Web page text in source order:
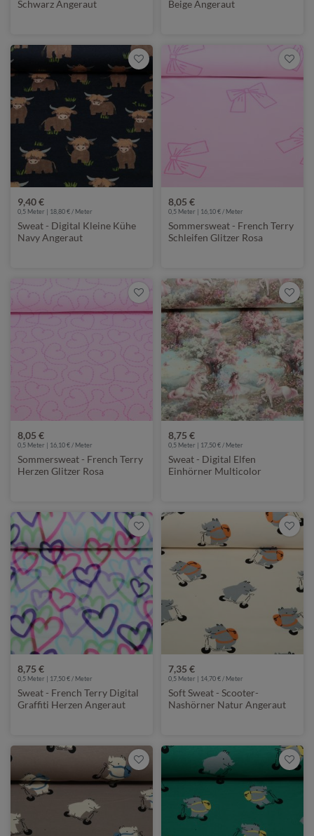
Schwarz Angeraut
Beige Angeraut
9,40 €
0,5 Meter | 18,80 € / Meter
Sweat - Digital Kleine Kühe
Navy Angeraut
8,05 €
0,5 Meter | 16,10 € / Meter
Sommersweat - French Terry
Schleifen Glitzer Rosa
8,05 €
0,5 Meter | 16,10 € / Meter
Sommersweat - French Terry
Herzen Glitzer Rosa
8,75 €
0,5 Meter | 17,50 € / Meter
Sweat - Digital Elfen
Einhörner Multicolor
8,75 €
0,5 Meter | 17,50 € / Meter
Sweat - French Terry Digital
Graffiti Herzen Angeraut
7,35 €
0,5 Meter | 14,70 € / Meter
Soft Sweat - Scooter-
Nashörner Natur Angeraut